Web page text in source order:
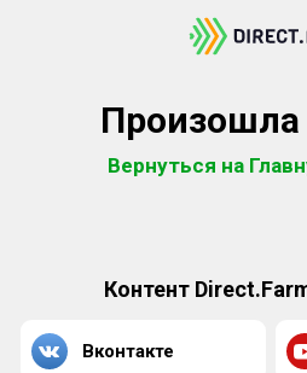
Вернуться на
Контент
Вконтакте